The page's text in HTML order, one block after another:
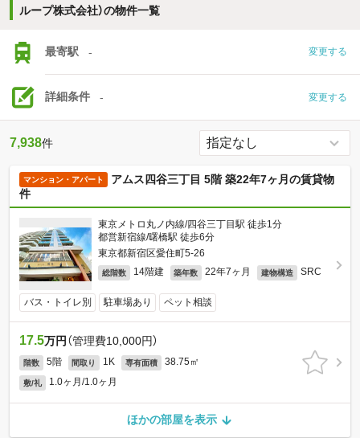
ループ株式会社）の物件一覧
最寄駅 - 変更する
詳細条件 - 変更する
7,938件
マンション・アパート
アムス四谷三丁目 5階 築22年7ヶ月の賃貸物
件
東京メトロ丸ノ内線/四谷三丁目駅 徒歩1分
都営新宿線/曙橋駅 徒歩6分
東京都新宿区愛住町5-26
総階数 14階建 築年数 22年7ヶ月 建物構造 SRC
バス・トイレ別 駐車場あり ペット相談
17.5万円 （管理費10,000円）
階数 5階 間取り 1K 専有面積 38.75㎡
敷/礼 1.0ヶ月/1.0ヶ月
ほかの部屋を表示